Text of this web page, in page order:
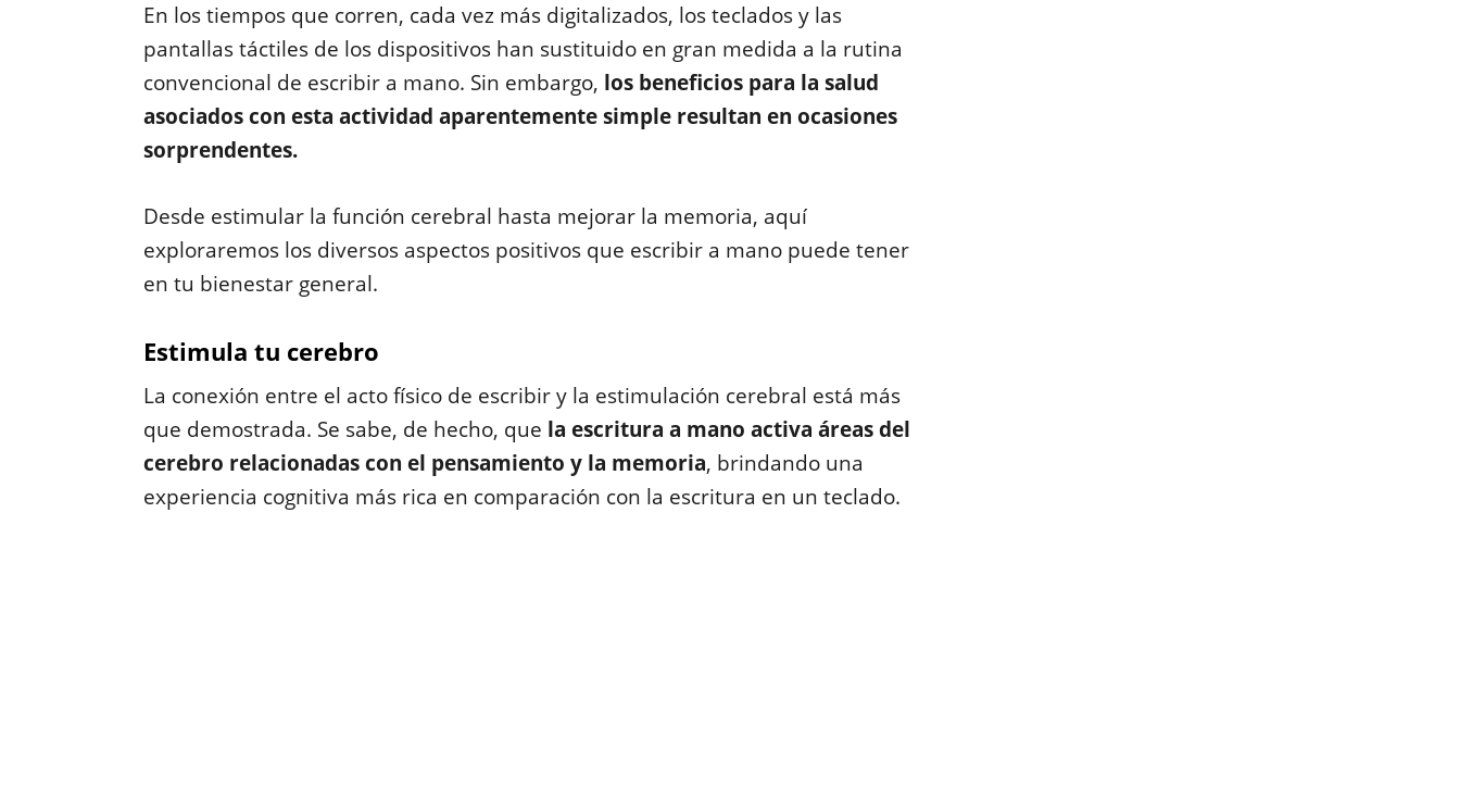
En los tiempos que corren, cada vez más digitalizados, los teclados y las
pantallas táctiles de los dispositivos han sustituido en gran medida a la rutina
convencional de escribir a mano. Sin embargo, los beneficios para la salud
asociados con esta actividad aparentemente simple resultan en ocasiones
sorprendentes.
Desde estimular la función cerebral hasta mejorar la memoria, aquí
exploraremos los diversos aspectos positivos que escribir a mano puede tener
en tu bienestar general.
Estimula tu cerebro
La conexión entre el acto físico de escribir y la estimulación cerebral está más
que demostrada. Se sabe, de hecho, que la escritura a mano activa áreas del
cerebro relacionadas con el pensamiento y la memoria, brindando una
experiencia cognitiva más rica en comparación con la escritura en un teclado.